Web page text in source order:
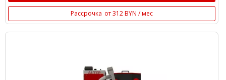
Рассрочка от 312 BYN / мес